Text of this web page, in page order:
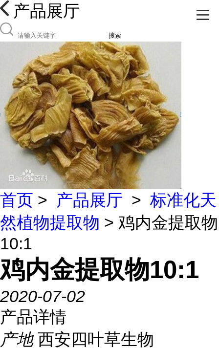
产品展厅
搜索
首页 > 产品展厅 > 标准化天
然植物提取物 > 鸡内金提取物
10:1
鸡内金提取物10:1
2020-07-02
产品详情
产地 西安四叶草生物